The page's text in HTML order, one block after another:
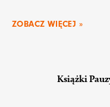
ZOBACZ WIĘCEJ »
Książki